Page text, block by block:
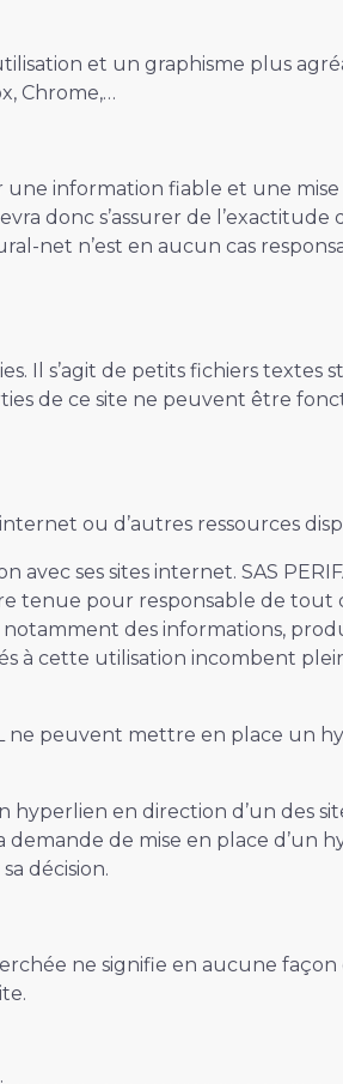
et un graphisme plus
Chrome,…
information fiable et une mise
donc s’assurer de l’exactitude
net n’est en aucun cas
Il s’agit de petits fichiers textes
de ce site ne peuvent être
ou d’autres ressources
avec ses sites internet. SAS
tenue pour responsable de
des informations,
à cette utilisation incombent
ne peuvent mettre en place un
en direction d’un des
de mise en place d’un
décision.
ne signifie en aucune façon